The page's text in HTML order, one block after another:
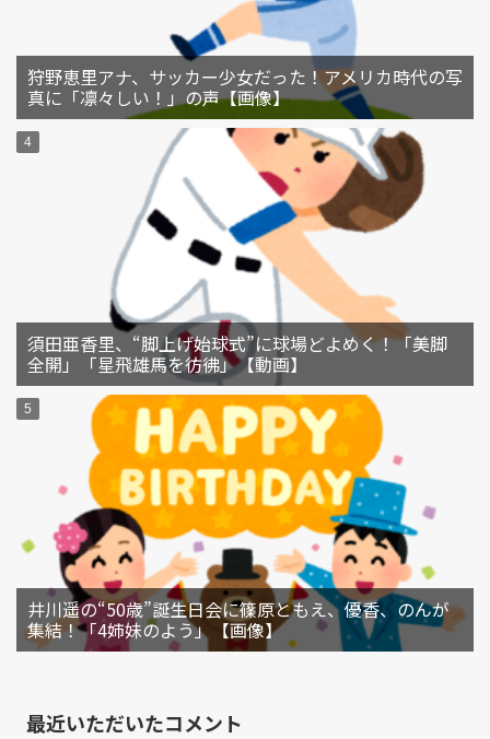
狩野恵里アナ、サッカー少女だった！アメリカ時代の写
真に「凛々しい！」の声【画像】
須田亜香里、“脚上げ始球式”に球場どよめく！「美脚
全開」「星飛雄馬を彷彿」【動画】
井川遥の“50歳”誕生日会に篠原ともえ、優香、のんが
集結！「4姉妹のよう」【画像】
最近いただいたコメント